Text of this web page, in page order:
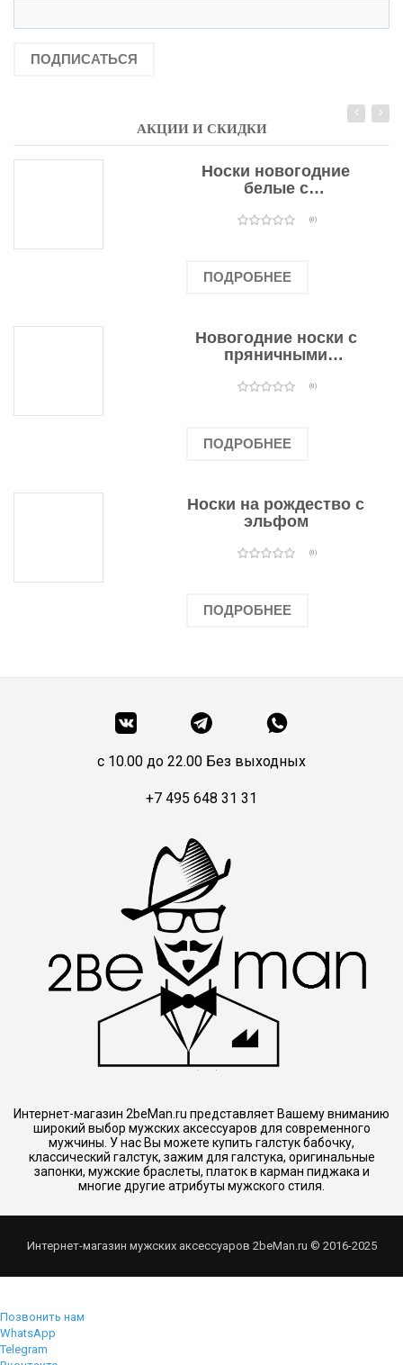
ПОДПИСАТЬСЯ
АКЦИИ И СКИДКИ
Носки новогодние
белые с
оленями(0)
ПОДРОБНЕЕ
Новогодние носки с
пряничными
(0)
ПОДРОБНЕЕ
Носки на рождество с
эльфом
(0)
ПОДРОБНЕЕ
c 10.00 до 22.00 Без выходных
+7 495 648 31 31
Интернет-магазин 2beMan.ru представляет Вашему вниманию
широкий выбор мужских аксессуаров для современного
мужчины. У нас Вы можете купить галстук бабочку,
классический галстук, зажим для галстука, оригинальные
запонки, мужские браслеты, платок в карман пиджака и
многие другие атрибуты мужского стиля.
Интернет-магазин мужских аксессуаров 2beMan.ru © 2016-2025
Позвонить нам
WhatsApp
Telegram